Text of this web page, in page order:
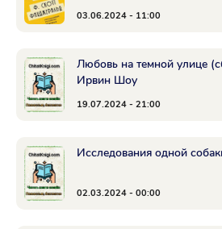
03.06.2024 - 11:00
Любовь на темной улице
Ирвин Шоу
19.07.2024 - 21:00
Исследования одной
02.03.2024 - 00:00